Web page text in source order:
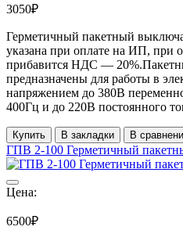
3050₽
Герметичный пакетный
указана при оплате на ИП, при
прибавится НДС ―
предназначены для работы в
напряжением до 380В
400Гц и до 220В постоянного
Купить В закладки В
ГПВ 2-100 Герметичный
Цена:
6500₽